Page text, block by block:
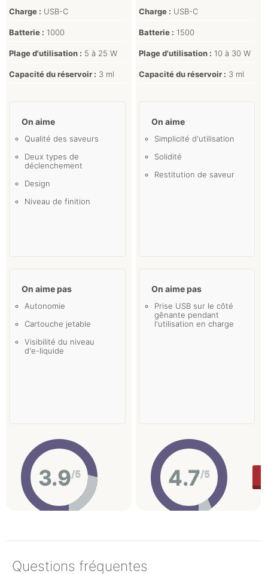
Charge : USB-C
Batterie : 1000
Plage d'utilisation : 5 à 25 W
Capacité du réservoir : 3 ml
On aime
Qualité des saveurs
Deux types de
déclenchement
Design
Niveau de finition
On aime pas
Autonomie
Cartouche jetable
Visibilité du niveau
d'e-liquide
3.9/5
Charge : USB-C
Batterie : 1500
Plage d'utilisation : 10 à 30 W
Capacité du réservoir : 3 ml
On aime
Simplicité d'utilisation
Solidité
Restitution de saveur
On aime pas
Prise USB sur le côté
gênante pendant
l'utilisation en charge
4.7/5
Questions fréquentes